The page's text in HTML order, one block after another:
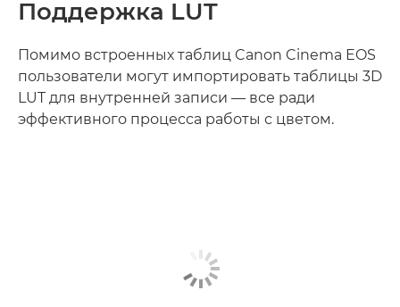
Поддержка LUT
Помимо встроенных таблиц Canon Cinema EOS
пользователи могут импортировать таблицы 3D
LUT для внутренней записи — все ради
эффективного процесса работы с цветом.